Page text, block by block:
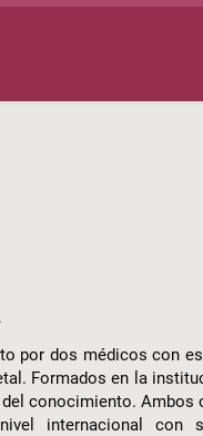
por dos médicos con
Formados en la
conocimiento. Ambos
internacional con